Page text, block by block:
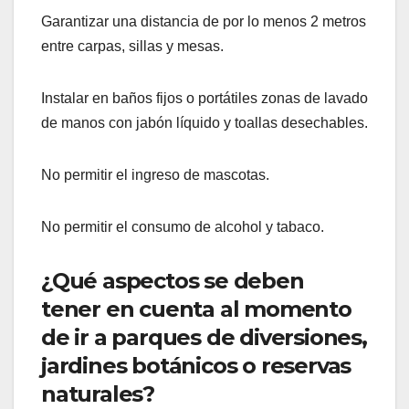
Garantizar una distancia de por lo menos 2 metros
entre carpas, sillas y mesas.
Instalar en baños fijos o portátiles zonas de lavado
de manos con jabón líquido y toallas desechables.
No permitir el ingreso de mascotas.
No permitir el consumo de alcohol y tabaco.
¿Qué aspectos se deben
tener en cuenta al momento
de ir a parques de diversiones,
jardines botánicos o reservas
naturales?